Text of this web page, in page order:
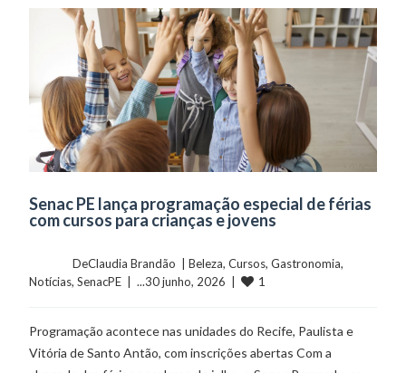
Senac PE lança programação especial de férias
com cursos para crianças e jovens
	    	DeClaudia Brandão  |
Beleza, Cursos, Gastronomia
Notícias, SenacPE
  |  ...30 junho, 2026  |
1
Programação acontece nas unidades do Recife, Paulista e
Vitória de Santo Antão, com inscrições abertas Com a